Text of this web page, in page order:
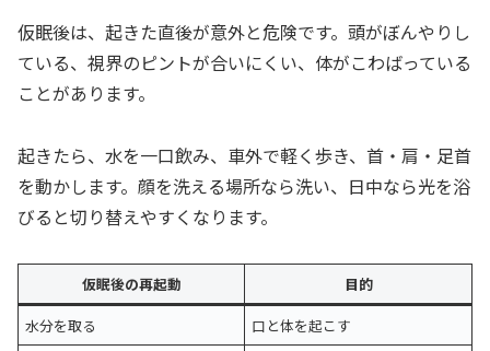
仮眠後は、起きた直後が意外と危険です。頭がぼんやりし
ている、視界のピントが合いにくい、体がこわばっている
ことがあります。
起きたら、水を一口飲み、車外で軽く歩き、首・肩・足首
を動かします。顔を洗える場所なら洗い、日中なら光を浴
びると切り替えやすくなります。
仮眠後の再起動
目的
水分を取る
口と体を起こす